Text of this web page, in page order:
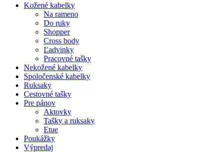
Kožené kabelky
Na rameno
Do ruky
Shopper
Cross body
Ľadvinky
Pracovné tašky
Nekožené kabelky
Spoločenské kabelky
Ruksaky
Cestovné tašky
Pre pánov
Aktovky
Tašky a ruksaky
Etue
Poukážky
Výpredaj